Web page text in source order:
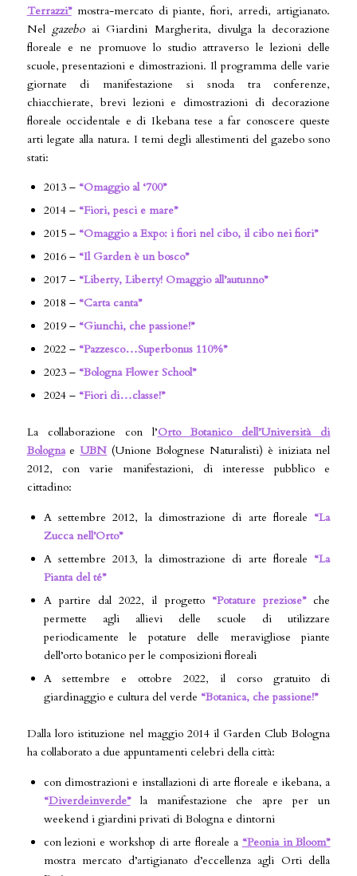
Terrazzi”mostra-mercato di piante, fiori, arredi, artigianato.
Nel gazeboai Giardini Margherita, divulga la decorazione
floreale e ne promuove lo studio attraverso le lezioni delle
scuole, presentazioni e dimostrazioni. Il programma delle varie
giornate di manifestazione si snoda tra conferenze,
chiacchierate, brevi lezioni e dimostrazioni di decorazione
floreale occidentale e di Ikebana tese a far conoscere queste
arti legate alla natura. I temi degli allestimenti del gazebo sono
stati:
2013 – “Omaggio al ‘700”
2014 – “Fiori, pesci e mare”
2015 – “Omaggio a Expo: i fiori nel cibo, il cibo nei fiori”
2016 –“Il Garden è un bosco”
2017 – “Liberty, Liberty!Omaggio all’autunno”
2018 – “Carta canta”
2019 – “Giunchi, che passione!”
2022 – “Pazzesco…Superbonus 110%”
2023 – “Bologna Flower School”
2024 – “Fiori di…classe!”
La collaborazione con l’Orto Botanico dell’Università di
BolognaeUBN (Unione Bolognese Naturalisti) è iniziata nel
2012, con varie manifestazioni, di interesse pubblico e
cittadino:
A settembre 2012, la dimostrazione di arte floreale “La
Zucca nell’Orto”
A settembre 2013, la dimostrazione di arte floreale “La
Pianta del té”
A partire dal 2022, il progetto “Potature preziose”che
permette agli allievi delle scuole di utilizzare
periodicamente le potature delle meravigliose piante
dell’orto botanico per le composizioni floreali
A settembre e ottobre 2022, il corso gratuito di
giardinaggio e cultura del verde “Botanica, che passione!”
Dalla loro istituzione nel maggio 2014 il Garden Club Bologna
ha collaborato a due appuntamenti celebri della città:
con dimostrazioni e installazioni di arte floreale e ikebana, a
“Diverdeinverde”la manifestazione che apre per un
weekend i giardini privati di Bologna e dintorni
con lezioni e workshop di arte floreale a “Peonia in Bloom”
mostra mercato d’artigianato d’eccellenza agli Orti della